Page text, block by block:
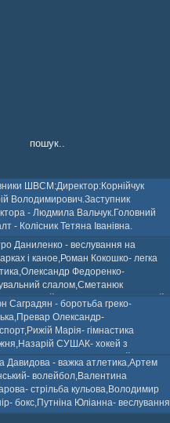
ШВСМ:Директор:Корнійчук
Володимирович.Заступник
- Людмила Вальчук.Головний
- Колісник Тетяна Іванівна.
Даниленко - веслування на
і каное,Роман Кокошко- легка
Федоренко-
слалом,Сметанюк
Володимир, Соломяний
Юсіфзаде- гімнастика
бокс,Нікіта БЕЛІК- хокей з шайбою.
Саградян - боротьба греко-
Олександр-
Марія- гімнастика
СУШАК- хокей з
греко-римська,Сергій
Добротворська-
Якушева - волейбол.
Давидова - важка атлетика,Артем
волейбол,Валентина
стрільба кульова,Володимир
бокс,Путніна Юліанна- веслування